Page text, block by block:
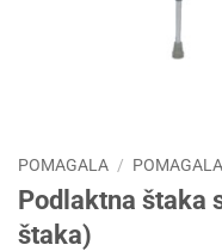
POMAGALA / POMAGALA
Podlaktna štaka
štaka)